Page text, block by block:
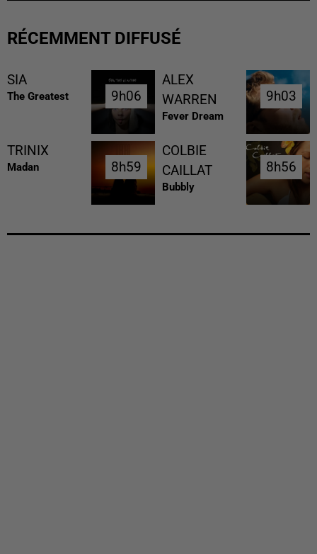
RÉCEMMENT DIFFUSÉ
SIA
The Greatest 9h06
9h06
ALEX
WARREN
Fever Dream
9h03
9h03
TRINIX
Madan 8h59
8h59
COLBIE
CAILLAT
Bubbly
8h56
8h56